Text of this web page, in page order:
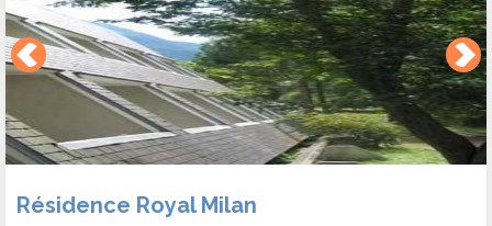
Résidence Royal Milan